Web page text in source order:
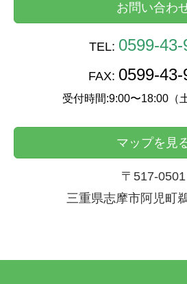
お問い合わ
TEL: 0599-43-
FAX: 0599-43-
受付時間:9:00〜18:00（
マップを見
〒517-0501
三重県志摩市阿児町